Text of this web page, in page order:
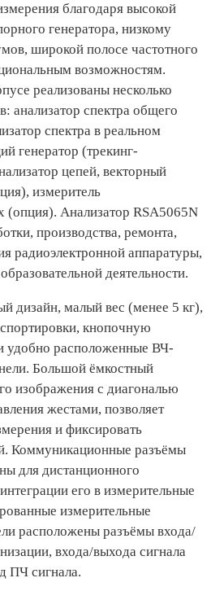
благодаря высокой
генератора, низкому
широкой полосе частотного
возможностям.
реализованы несколько
анализатор спектра общего
спектра в реальном
генератор (трекинг-
цепей, векторный
измеритель
(опция). Анализатор RSA5065N
производства, ремонта,
радиоэлектронной аппаратуры,
деятельности.
дизайн, малый вес (менее 5 кг),
кнопочную
удобно расположенные ВЧ-
Большой ёмкостный
изображения с диагональю
жестами, позволяет
и фиксировать
Коммуникационные разъёмы
для дистанционного
его в измерительные
измерительные
расположены разъёмы входа/
входа/выхода сигнала
ПЧ сигнала.